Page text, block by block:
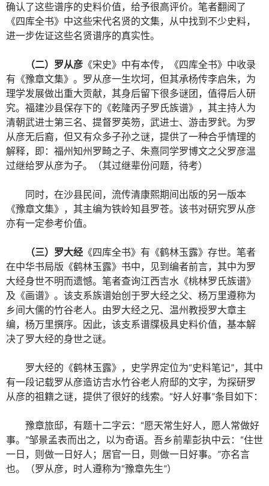
确认了这些谱序的史料价值，给予很高评价。笔者翻阅了
《四库全书》中这些宋代名贤的文集，从中找到不少史料，
进一步佐证这些名贤谱序的真实性。
（二）罗从彦 《宋史》中有本传，《四库全书》中收录
有《豫章文集》。罗从彦一生坎坷，但其承杨传李启朱，为
理学发展做出重大贡献，其身后留下很多谜团，值得后人研
究。福建沙县保存下的《乾隆丙子罗氏族谱》，其主持人为
清朝武进士第三名、提督罗英笏，武进士、游击罗釴。为罗
从彦无后裔，但又有众多子孙之谜，提供了一种合乎情理的
解释，即：福州知州罗畸之子、朱熹同学罗博文之父罗彦温
过继给罗从彦为子。（其过继辈份问题，待考）
同时，在沙县民间，流传清康熙期间出版的另一版本
《豫章文集》，其主编为铁岭知县罗苍。该书对研究罗从彦
亦有一定参考价值。
（三）罗大经 《四库全书》有《鹤林玉露》存世。笔者
在中华书局版《鹤林玉露》书中，见到编者前言，其中为罗
大经身世不明而遗憾。笔者查询江西吉水《桃林罗氏族谱》
及《画谱》。该支系族谱始创于罗大经之父、杨万里遵称为
乡间大儒的竹谷老人。由罗大经之兄、温州教授罗大章主
编，杨万里撰序。因此，该支系谱牒极具史料价值，基本解
决了罗大经的身世之谜。
罗大经的《鹤林玉露》，史学界定位为“史料笔记”，其中
有一段记载罗从彦造访吉水竹谷老人府邸的文字，为探研罗
从彦的祖籍之谜，提供了很好的线索。“好人好事”条目如下：
豫章旅邸，有题十二字云：“愿天常生好人，愿人常做好
事。”邹景孟表而出之，以为奇语。吾乡前辈彭执中云：“住世
一日，则做一日好人；居官一日，则做一日好事。”亦名言
也。（罗从彦，时人遵称为“豫章先生”）